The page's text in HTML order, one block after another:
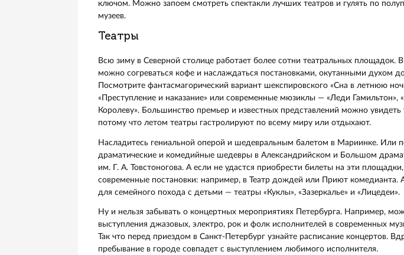
Встретить Новый год
Увидеть шедевры без очередей
Питерские зимы с их коротким световым днем — отличное
шедеврам мирового искусства. Культурная жизнь зимнего
ключом. Можно запоем смотреть спектакли лучших театров и
музеев.
Всю зиму в Северной столице работает более сотни
можно согреваться кофе и наслаждаться постановками,
Посмотрите фантасмагорический вариант шекспировского
«Преступление и наказание» или современные мюзиклы —
Королеву». Большинство премьер и известных представлений
потому что летом театры гастролируют по всему миру или